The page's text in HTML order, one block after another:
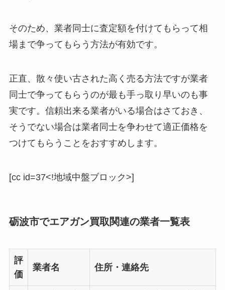
そのため、業者同士に査定額を付けてもらって相
場まで争ってもらう方法が有効です。
正直、散々使い古された高く売る方法ですが業者
同士で争ってもらうのが最も手っ取り早いのも事
実です。信頼出来る業者がいる場合はさておき、
そうでない場合は業者同士を争わせて適正価格を
つけてもらうことをおすすめします。
[cc id=37<!地域中盤ブロック>]
砺波市でエアガン買取関連の業者一覧表
評
価
業者名 住所・連絡先